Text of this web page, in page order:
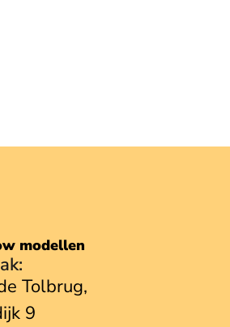
modellen
Tolbrug,
9